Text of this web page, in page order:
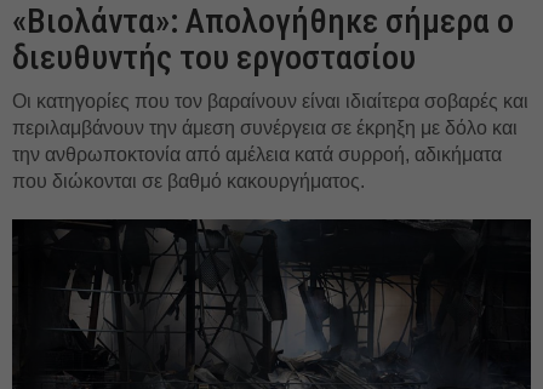
«Βιολάντα»: Απολογήθηκε σήμερα ο
διευθυντής του εργοστασίου
Οι κατηγορίες που τον βαραίνουν είναι ιδιαίτερα σοβαρές και
περιλαμβάνουν την άμεση συνέργεια σε έκρηξη με δόλο και
την ανθρωποκτονία από αμέλεια κατά συρροή, αδικήματα
που διώκονται σε βαθμό κακουργήματος.